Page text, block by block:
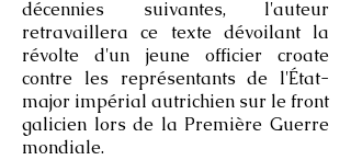
décennies suivantes, l'auteur
retravaillera ce texte dévoilant la
révolte d'un jeune officier croate
contre les représentants de l'État-
major impérial autrichien sur le front
galicien lors de la Première Guerre
mondiale.